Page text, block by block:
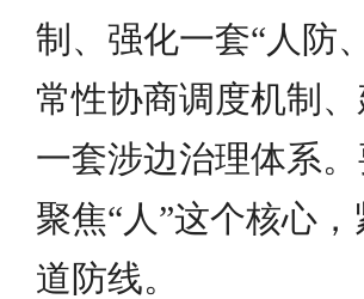
制、强化一套“人防
常性协商调度机制
一套涉边治理体系
聚焦“人”这个核心
道防线。